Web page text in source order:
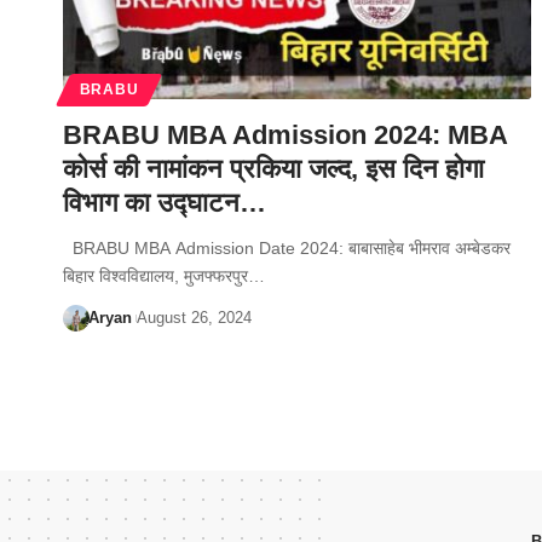
BRABU
BRABU MBA Admission 2024: MBA
कोर्स की नामांकन प्रकिया जल्द, इस दिन होगा
विभाग का उद्घाटन…
BRABU MBA Admission Date 2024: बाबासाहेब भीमराव अम्बेडकर
बिहार विश्वविद्यालय, मुजफ्फरपुर…
Aryan August 26, 2024